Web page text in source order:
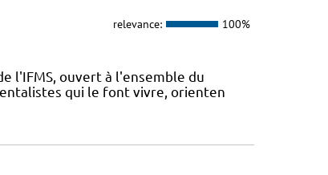
relevance: 100%
l'IFMS, ouvert à l'ensemble du
qui le font vivre, orienten